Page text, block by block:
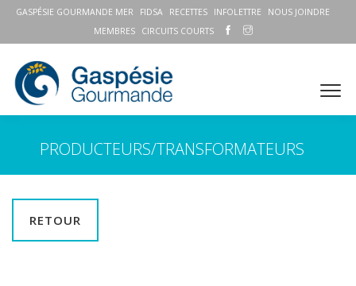
GASPÉSIE GOURMANDE MER FIDSA RECETTES INFOLETTRE
NOUS JOINDRE
MEMBRES
CIRCUITS COURTS
PRODUCTEURS/TRANSFORMATEURS
RETOUR